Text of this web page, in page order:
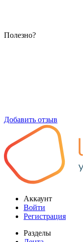
Полезно?
Добавить отзыв
Аккаунт
Войти
Регистрация
Разделы